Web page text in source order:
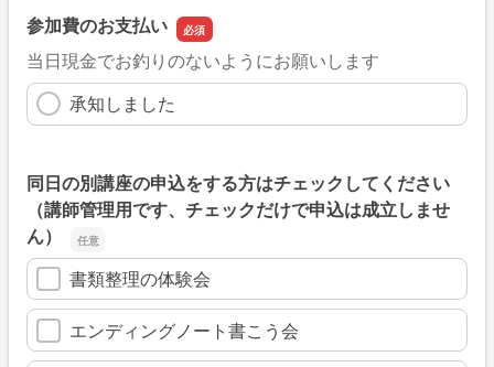
参加費のお支払い
当日現金でお釣りのないようにお願いします
承知しました
同日の別講座の申込をする方はチェックしてください
（講師管理用です、チェックだけで申込は成立しませ
ん）
書類整理の体験会
エンディングノート書こう会